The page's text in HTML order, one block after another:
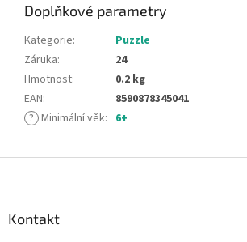
Doplňkové parametry
Kategorie:
Puzzle
Záruka:
24
Hmotnost:
0.2 kg
EAN:
8590878345041
? Minimální věk: 6+
Kontakt